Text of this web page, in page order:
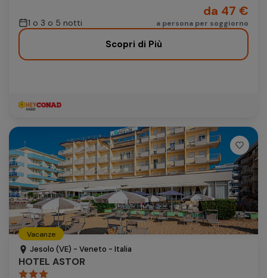
1 o 3 o 5 notti
da 47 €
a persona per soggiorno
Scopri di Più
Vacanze
Jesolo (VE) - Veneto - Italia
HOTEL ASTOR